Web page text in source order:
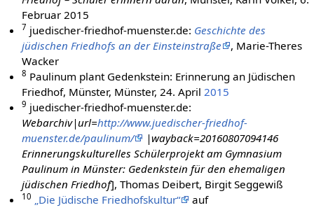
Februar 2015
7 juedischer-friedhof-muenster.de: Geschichte des
jüdischen Friedhofs an der Einsteinstraße
, Marie-Theres
Wacker
8 Paulinum plant Gedenkstein: Erinnerung an Jüdischen
Friedhof, Münster, Münster, 24. April2015
9 juedischer-friedhof-muenster.de:
Webarchiv|url=http://www.juedischer-friedhof-
muenster.de/paulinum/
|wayback=20160807094146
Erinnerungskulturelles Schülerprojekt am Gymnasium
Paulinum in Münster: Gedenkstein für den ehemaligen
jüdischen Friedhof], Thomas Deibert, Birgit Seggewiß
10 „Die Jüdische Friedhofskultur“
auf